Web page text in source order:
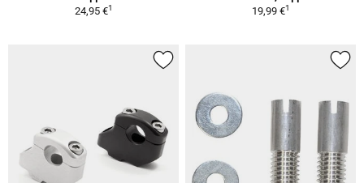
24,95 €1
19,99 €1